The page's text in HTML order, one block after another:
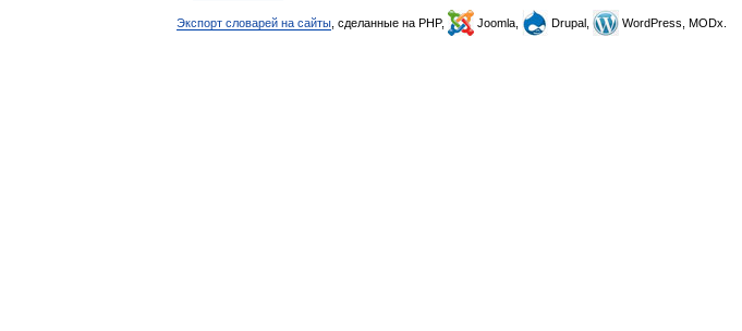
Экспорт словарей на сайты , сделанные на PHP, Joomla, Drupal, WordPress, MODx.